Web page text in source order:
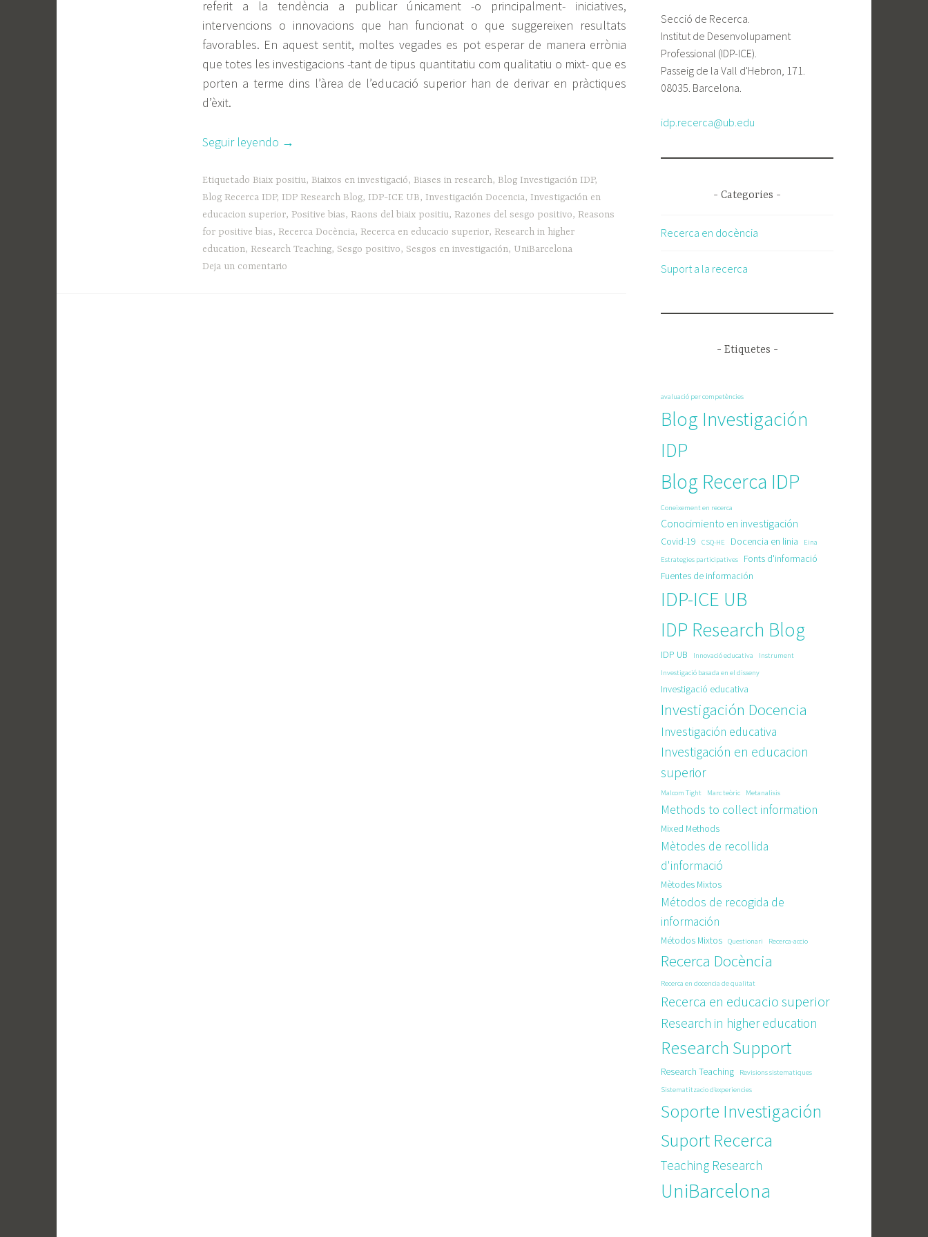
referit a la tendència a publicar únicament -o principalment- iniciatives,
intervencions o innovacions que han funcionat o que suggereixen resultats
favorables. En aquest sentit, moltes vegades es pot esperar de manera errònia
que totes les investigacions -tant de tipus quantitatiu com qualitatiu o mixt- que es
porten a terme dins l’àrea de l’educació superior han de derivar en pràctiques
d’èxit.
Seguir leyendo «Biaix
en
la
recerca
en
educació
→
Etiquetado Biaix positiu, Biaixos en investigació, Biases in research, Blog Investigación IDP,
Blog Recerca IDP, IDP Research Blog, IDP-ICE UB, Investigación Docencia, Investigación en
educacion superior, Positive bias, Raons del biaix positiu, Razones del sesgo positivo, Reasons
for positive bias, Recerca Docència, Recerca en educacio superior, Research in higher
education, Research Teaching, Sesgo positivo, Sesgos en investigación, UniBarcelona
Deja un comentario
Secció de Recerca.
Institut de Desenvolupament
Professional (IDP-ICE).
Passeig de la Vall d'Hebron, 171.
08035. Barcelona.
idp.recerca@ub.edu
- Categories -
Recerca en docència
Suport a la recerca
- Etiquetes -
avaluació per competències
Blog Investigación
IDP
Blog Recerca IDP
Coneixement en recerca
Conocimiento en investigación
Covid-19 CSQ-HE Docencia en linia
Eina
Estrategies participatives
Fonts d'informació
Fuentes de información
IDP-ICE UB
IDP Research Blog
IDP UB Innovació educativa
Instrument
Investigació basada en el disseny
Investigació educativa
Investigación Docencia
Investigación educativa
Investigación en educacion
superior
Malcom Tight Marc teòric Metanalisis
Methods to collect information
Mixed Methods
Mètodes de recollida
d'informació
Mètodes Mixtos
Métodos de recogida de
información
Métodos Mixtos Questionari Recerca-accio
Recerca Docència
Recerca en docencia de qualitat
Recerca en educacio superior
Research in higher education
Research Support
Research Teaching
Revisions sistematiques
Sistematitzacio d’experiencies
Soporte Investigación
Suport Recerca
Teaching Research
UniBarcelona